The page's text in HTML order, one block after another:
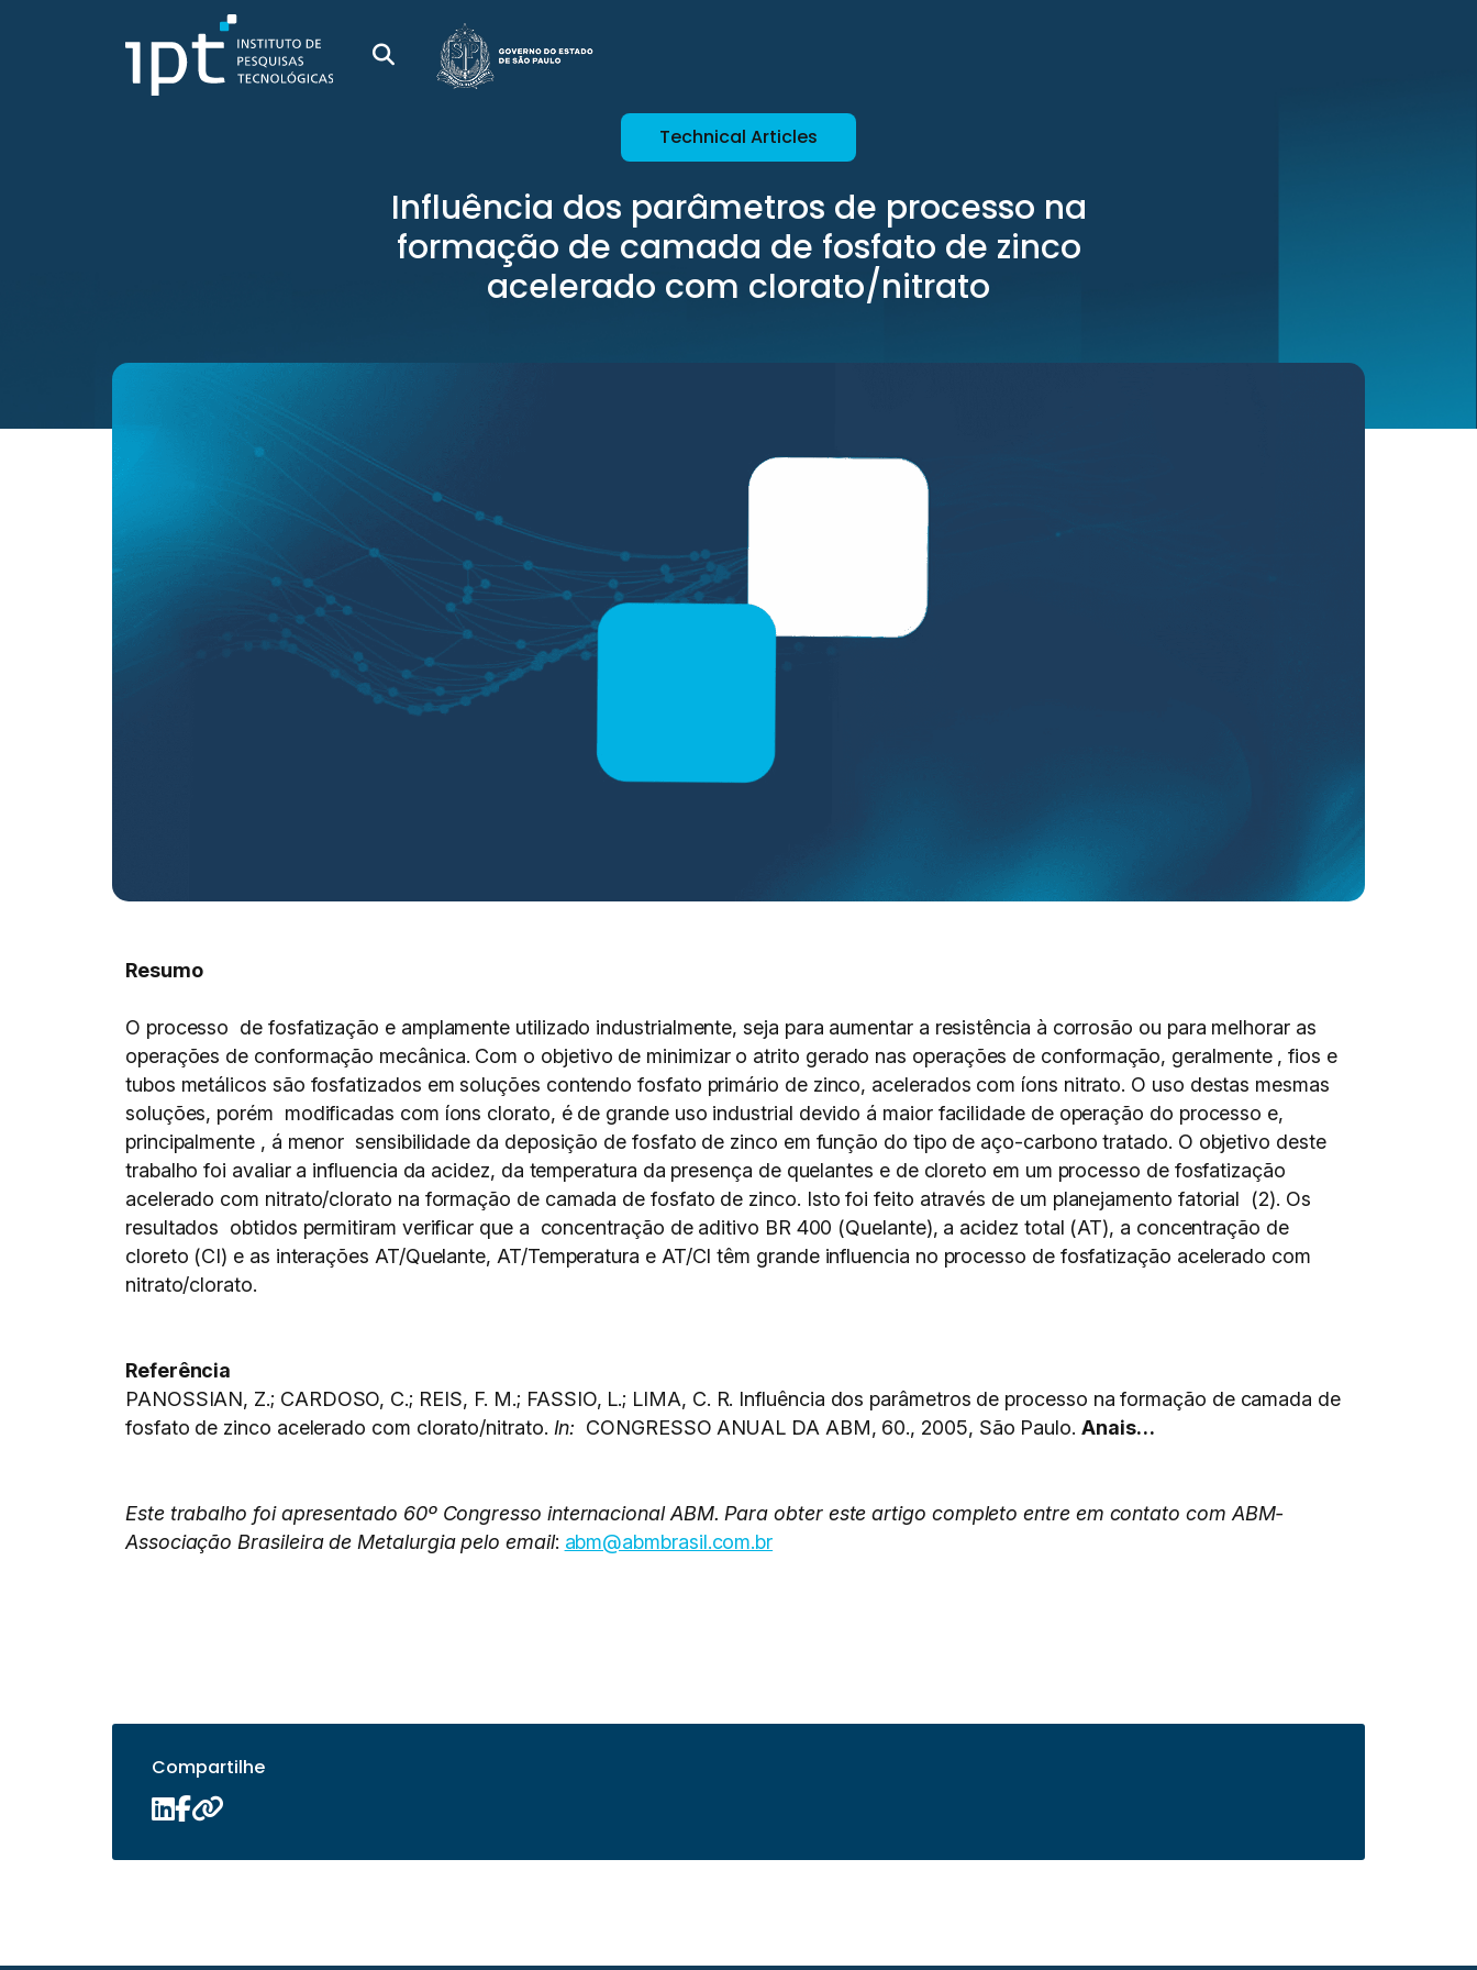
Technical Articles
Influência dos parâmetros de processo na
formação de camada de fosfato de zinco
acelerado com clorato/nitrato
Resumo
O processo de fosfatização e amplamente utilizado industrialmente, seja para aumentar a resistência à corrosão ou para melhorar as
operações de conformação mecânica. Com o objetivo de minimizar o atrito gerado nas operações de conformação, geralmente , fios e
tubos metálicos são fosfatizados em soluções contendo fosfato primário de zinco, acelerados com íons nitrato. O uso destas mesmas
soluções, porém modificadas com íons clorato, é de grande uso industrial devido á maior facilidade de operação do processo e,
principalmente , á menor sensibilidade da deposição de fosfato de zinco em função do tipo de aço-carbono tratado. O objetivo deste
trabalho foi avaliar a influencia da acidez, da temperatura da presença de quelantes e de cloreto em um processo de fosfatização
acelerado com nitrato/clorato na formação de camada de fosfato de zinco. Isto foi feito através de um planejamento fatorial (2). Os
resultados obtidos permitiram verificar que a concentração de aditivo BR 400 (Quelante), a acidez total (AT), a concentração de
cloreto (CI) e as interações AT/Quelante, AT/Temperatura e AT/CI têm grande influencia no processo de fosfatização acelerado com
nitrato/clorato.
Referência
PANOSSIAN, Z.; CARDOSO, C.; REIS, F. M.; FASSIO, L.; LIMA, C. R. Influência dos parâmetros de processo na formação de camada de
fosfato de zinco acelerado com clorato/nitrato. In: CONGRESSO ANUAL DA ABM, 60., 2005, São Paulo. Anais…
Este trabalho foi apresentado 60º Congresso internacional ABM. Para obter este artigo completo entre em contato com ABM-
Associação Brasileira de Metalurgia pelo email: abm@abmbrasil.com.br
Compartilhe